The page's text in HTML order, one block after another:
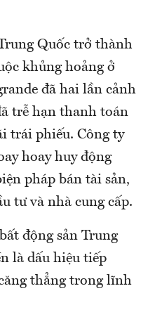
Quốc trở thành
khủng hoảng ở
đã hai lần cảnh
trễ hạn thanh toán
trái phiếu. Công ty
hoay huy động
pháp bán tài sản,
tư và nhà cung cấp.
động sản Trung
là dấu hiệu tiếp
thẳng trong lĩnh